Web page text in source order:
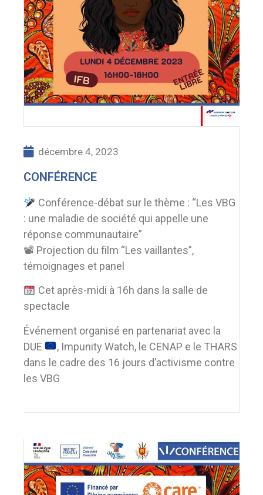
décembre 4, 2023
CONFÉRENCE
Conférence-débat sur le thème : “Les VBG
: une maladie de société qui appelle une
réponse communautaire”
📽 Projection du film “Les vaillantes”,
témoignages et panel
Cet après-midi à 16h dans la salle de
spectacle
Événement organisé en partenariat avec la
DUE
, Impunity Watch, le CENAP e le THARS
dans le cadre des 16 jours d’activisme contre
les VBG